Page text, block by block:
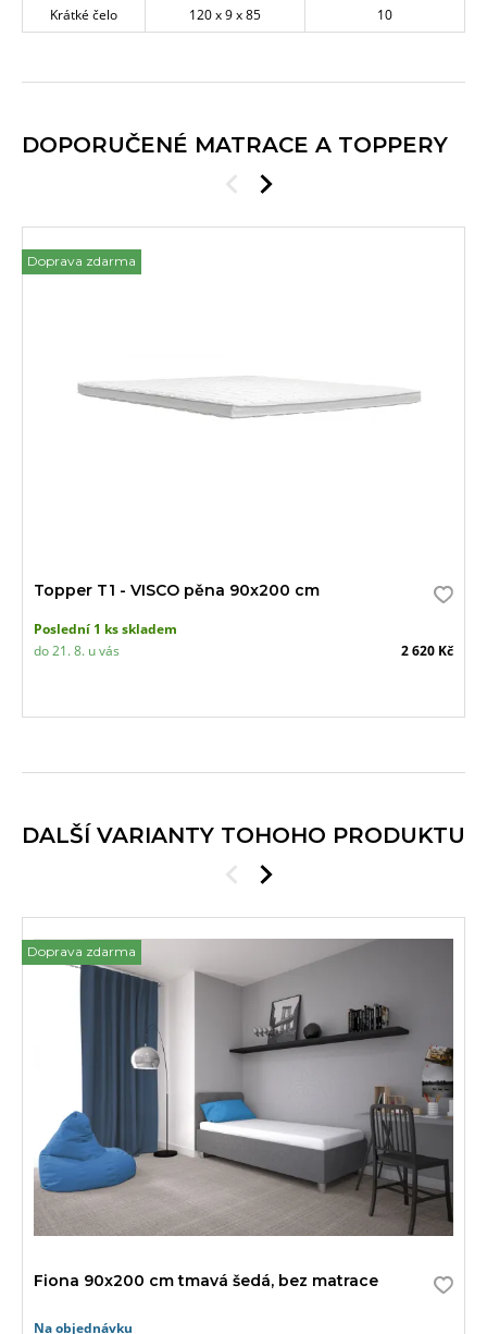
Krátké čelo
120 x 9 x 85 10
DOPORUČENÉ MATRACE A TOPPERY
Doprava zdarma
Topper T1 - VISCO pěna 90x200 cm
Poslední 1 ks skladem
do 21. 8. u vás
2 620 Kč
DALŠÍ VARIANTY TOHOHO PRODUKTU
Doprava zdarma
Fiona 90x200 cm tmavá šedá, bez matrace
Na objednávku